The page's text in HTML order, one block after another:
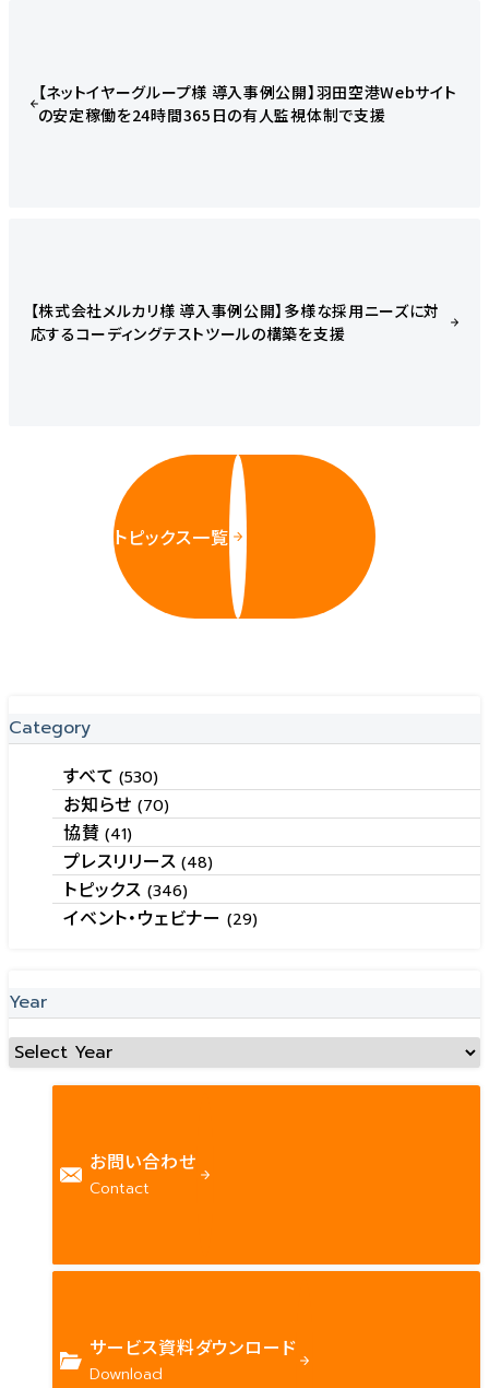
【ネットイヤーグループ様 導入事例公開】羽田空港Webサイト
の安定稼働を24時間365日の有人監視体制で支援
【株式会社メルカリ様 導入事例公開】多様な採用ニーズに対
応するコーディングテストツールの構築を支援
トピックス一覧
Category
すべて(530)
お知らせ (70)
協賛(41)
プレスリリース(48)
トピックス (346)
イベント・ウェビナー (29)
Year
お問い合わせ
Contact
サービス資料ダウンロード
Download